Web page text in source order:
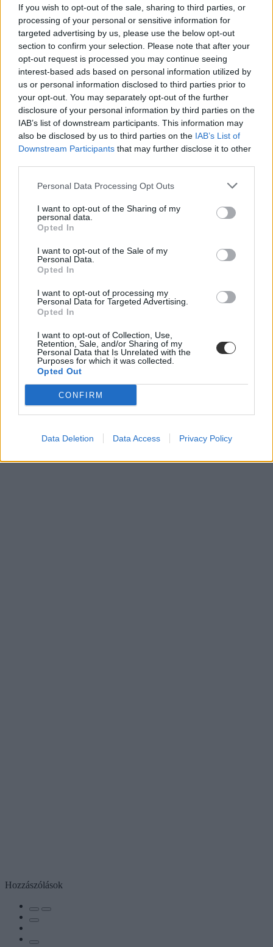
If you wish to opt-out of the sale, sharing to third parties, or
processing of your personal or sensitive information for
targeted advertising by us, please use the below opt-out
section to confirm your selection. Please note that after your
opt-out request is processed you may continue seeing
interest-based ads based on personal information utilized by
us or personal information disclosed to third parties prior to
your opt-out. You may separately opt-out of the further
disclosure of your personal information by third parties on the
IAB’s list of downstream participants. This information may
also be disclosed by us to third parties on the IAB’s List of
Downstream Participants that may further disclose it to other
Personal Data Processing Opt Outs
I want to opt-out of the Sharing of my
personal data.
Opted In
I want to opt-out of the Sale of my
Personal Data.
Opted In
I want to opt-out of processing my
Personal Data for Targeted Advertising.
Opted In
I want to opt-out of Collection, Use,
Retention, Sale, and/or Sharing of my
Personal Data that Is Unrelated with the
Purposes for which it was collected.
Opted Out
CONFIRM
Data Deletion Data Access Privacy Policy
Tetszett a cikk? Kövess minket a Facebookon is, és nem fogsz
lemaradni a fontos hírekről!
ITM
koronavírus
nyelvvizsga diploma
belföld
Innovációs és Technológiai Minisztérium
Hozzászólások